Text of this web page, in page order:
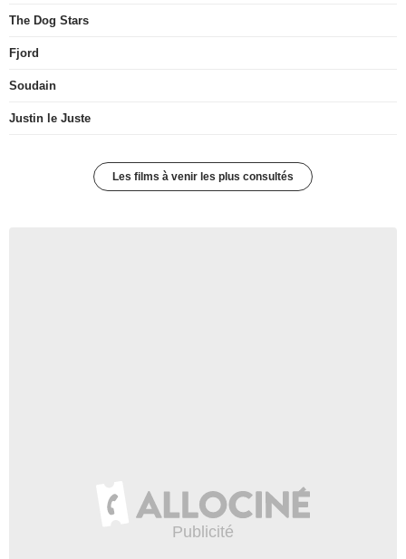
The Dog Stars
Fjord
Soudain
Justin le Juste
Les films à venir les plus consultés